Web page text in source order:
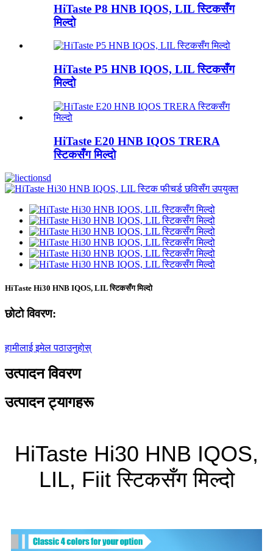
HiTaste P8 HNB IQOS, LIL स्टिकसँग
मिल्दो
HiTaste P5 HNB IQOS, LIL स्टिकसँग
मिल्दो
HiTaste E20 HNB IQOS TRERA
स्टिकसँग मिल्दो
HiTaste Hi30 HNB IQOS, LIL स्टिकसँग मिल्दो
छोटो विवरण:
हामीलाई इमेल पठाउनुहोस्
उत्पादन विवरण
उत्पादन ट्यागहरू
HiTaste Hi30 HNB IQOS,
LIL, Fiit स्टिकसँग मिल्दो